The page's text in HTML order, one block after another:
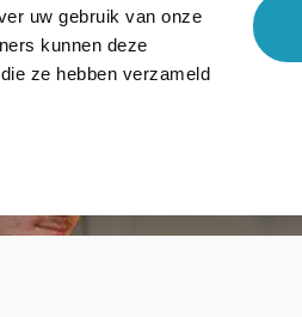
uw gebruik van onze
kunnen deze
ze hebben verzameld